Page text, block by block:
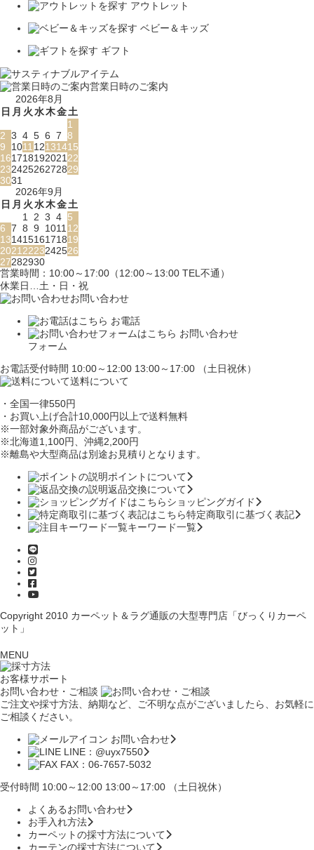
アウトレット
ベビー＆キッズ
ギフト
営業日時のご案内
2026年8月
日 月 火水木金土
1
2 3 4 5 6 7 8
9
101112131415
16171819202122
23242526272829
3031
2026年9月
日 月 火水木金土
1 2 3 4 5
6 7 8 9 101112
13141516171819
20212223242526
27282930
営業時間：10:00～17:00（12:00～13:00 TEL不通）
休業日…土・日・祝
お問い合わせ
お電話
お問い合わせ
フォーム
お電話受付時間 10:00～12:00 13:00～17:00 （土日祝休）
送料について
・全国一律550円
・お買い上げ合計10,000円 以上で送料無料
※一部対象外商品がございます。
※北海道1,100円、沖縄2,200円
※離島や大型商品は別途お見積りとなります。
ポイントについて
返品交換について
ショッピングガイド
特定商取引に基づく表記
キーワード一覧
Copyright 2010 カーペット＆ラグ通販の大型専門店「びっくりカーペ
ット」
MENU
お客様サポート
お問い合わせ・ご相談
ご注文や採寸方法、納期など、ご不明な点がございましたら、お気軽に
ご相談ください。
お問い合わせ
LINE：@uyx7550
FAX：06-7657-5032
受付時間 10:00～12:00 13:00～17:00 （土日祝休）
よくあるお問い合わせ
お手入れ方法
カーペットの採寸方法について
カーテンの採寸方法について